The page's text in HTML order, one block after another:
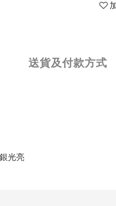
送貨及付款方式
光亮